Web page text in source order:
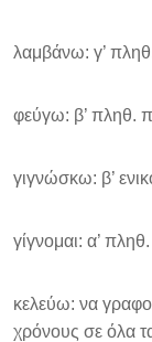
λαμβάνω: γ’
φεύγω: β’ πληθ.
γιγνώσκω: β’
γίγνομαι: α’
κελεύω: να
χρόνους σε όλα